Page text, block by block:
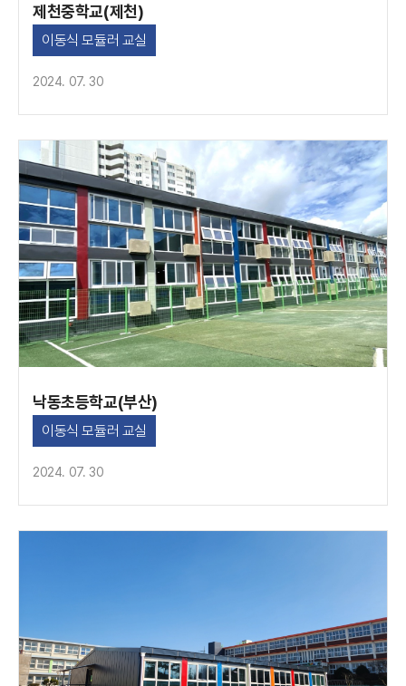
제천중학교(제천)
이동식 모듈러 교실
2024. 07. 30
낙동초등학교(부산)
이동식 모듈러 교실
2024. 07. 30